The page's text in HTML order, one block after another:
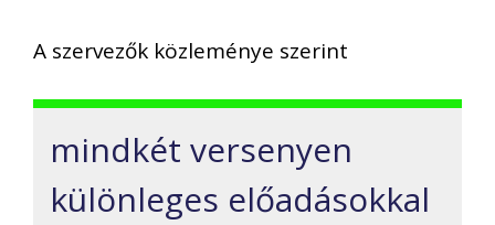
A szervezők közleménye szerint
mindkét versenyen
különleges előadásokkal